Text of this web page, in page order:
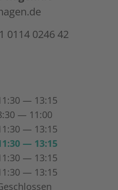
0114 0246 42
— 13:15
— 11:00
— 13:15
— 13:15
— 13:15
— 13:15